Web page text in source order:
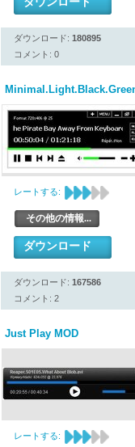
ダウンロード: 180895
コメント: 0
レートする:
その他の情報...
ダウンロード
ダウンロード: 167586
コメント: 2
Just Play MOD
レートする: